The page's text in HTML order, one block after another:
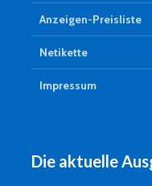
Anzeigen-Preisliste
Netikette
Impressum
Die aktuelle